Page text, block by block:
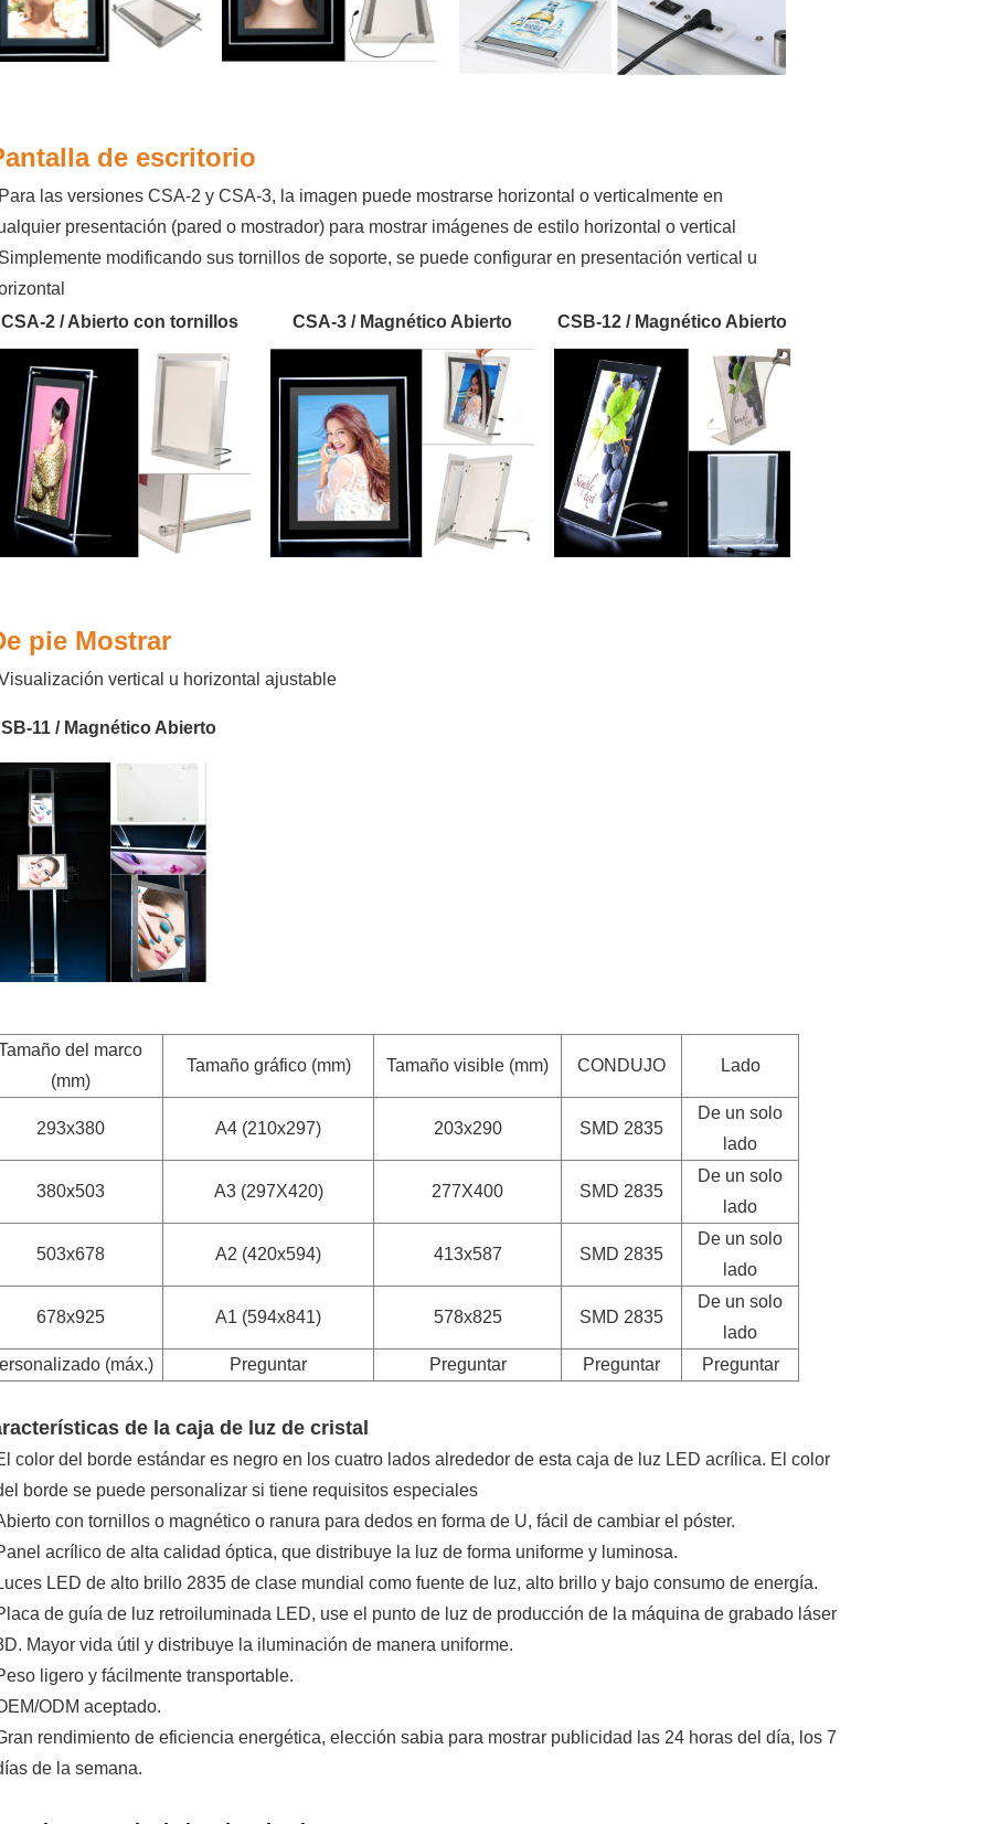
de escritorio
las versiones CSA-2 y CSA-3, la imagen puede mostrarse horizontal o verticalmente en
presentación (pared o mostrador) para mostrar imágenes de estilo horizontal o vertical
modificando sus tornillos de soporte, se puede configurar en presentación vertical u
CSA-2 / Abierto con tornillos
CSA-3 / Magnético Abierto CSB-12 / Magnético Abierto
pie Mostrar
vertical u horizontal ajustable
11 / Magnético Abierto
del marco
(mm)
Tamaño gráfico (mm) Tamaño visible (mm) CONDUJO Lado
293x380 A4 (210x297) 203x290 SMD 2835
De un solo
lado
380x503 A3 (297X420) 277X400 SMD 2835
De un solo
lado
503x678 A2 (420x594) 413x587 SMD 2835
De un solo
lado
678x925 A1 (594x841) 578x825 SMD 2835
De un solo
lado
(máx.)
Preguntar Preguntar Preguntar Preguntar
de la caja de luz de cristal
color del borde estándar es negro en los cuatro lados alrededor de esta caja de luz LED acrílica. El color
borde se puede personalizar si tiene requisitos especiales
con tornillos o magnético o ranura para dedos en forma de U, fácil de cambiar el póster.
acrílico de alta calidad óptica, que distribuye la luz de forma uniforme y luminosa.
LED de alto brillo 2835 de clase mundial como fuente de luz, alto brillo y bajo consumo de energía.
de guía de luz retroiluminada LED, use el punto de luz de producción de la máquina de grabado láser
Mayor vida útil y distribuye la iluminación de manera uniforme.
ligero y fácilmente transportable.
ODM aceptado.
rendimiento de eficiencia energética, elección sabia para mostrar publicidad las 24 horas del día, los 7
de la semana.